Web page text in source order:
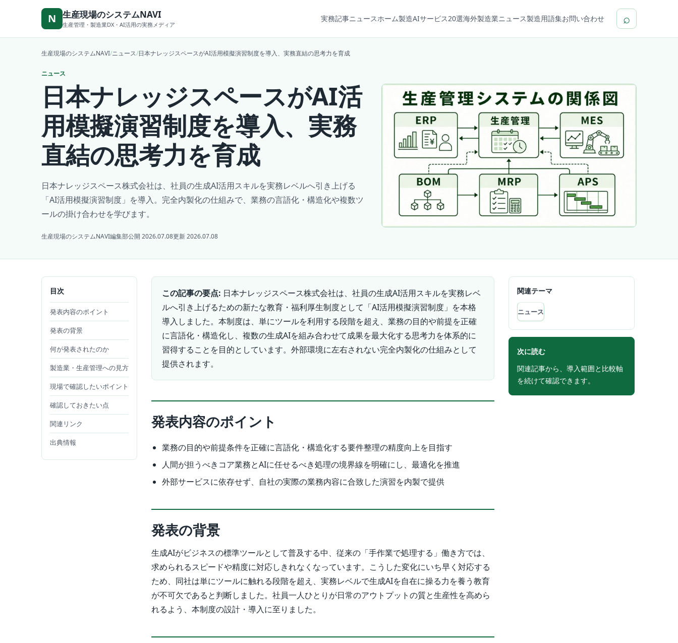
N 生産現場のシステムNAVI
生産管理・製造業DX・AI活用の実務メディア
実務記事ニュースホーム製造AIサービス20選海外製造業ニュース製造用語集お問い合わせ ⌕
生産現場のシステムNAVI/ニュース/日本ナレッジスペースがAI活用模擬演習制度を導入、実務直結の思考力を育成
ニュース
日本ナレッジスペースがAI活
用模擬演習制度を導入、実務
直結の思考力を育成
日本ナレッジスペース株式会社は、社員の生成AI活用スキルを実務レベルへ引き上げる
「AI活用模擬演習制度」を導入。完全内製化の仕組みで、業務の言語化・構造化や複数ツ
ールの掛け合わせを学びます。
生産現場のシステムNAVI編集部公開 2026.07.08更新 2026.07.08
目次
発表内容のポイント
発表の背景
何が発表されたのか
製造業・生産管理への見方
現場で確認したいポイント
確認しておきたい点
関連リンク
出典情報
この記事の要点: 日本ナレッジスペース株式会社は、社員の生成AI活用スキルを実務レベ
ルへ引き上げるための新たな教育・福利厚生制度として「AI活用模擬演習制度」を本格
導入しました。本制度は、単にツールを利用する段階を超え、業務の目的や前提を正確
に言語化・構造化し、複数の生成AIを組み合わせて成果を最大化する思考力を体系的に
習得することを目的としています。外部環境に左右されない完全内製化の仕組みとして
提供されます。
発表内容のポイント
業務の目的や前提条件を正確に言語化・構造化する要件整理の精度向上を目指す
人間が担うべきコア業務とAIに任せるべき処理の境界線を明確にし、最適化を推進
外部サービスに依存せず、自社の実際の業務内容に合致した演習を内製で提供
発表の背景
生成AIがビジネスの標準ツールとして普及する中、従来の「手作業で処理する」働き方では、
求められるスピードや精度に対応しきれなくなっています。こうした変化にいち早く対応する
ため、同社は単にツールに触れる段階を超え、実務レベルで生成AIを自在に操る力を養う教育
が不可欠であると判断しました。社員一人ひとりが日常のアウトプットの質と生産性を高めら
れるよう、本制度の設計・導入に至りました。
関連テーマ
ニュース
次に読む
関連記事から、導入範囲と比較軸
を続けて確認できます。